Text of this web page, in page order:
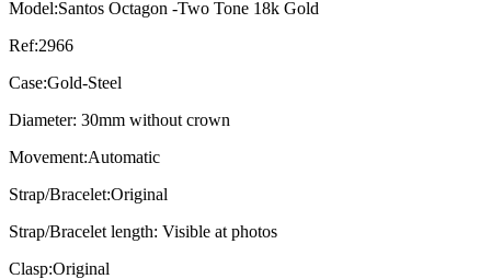
Model:Santos Octagon -Two Tone 18k Gold
Ref:2966
Case:Gold-Steel
Diameter: 30mm without crown
Movement:Automatic
Strap/Bracelet:Original
Strap/Bracelet length: Visible at photos
Clasp:Original